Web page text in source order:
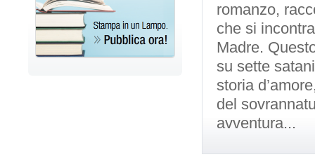
romanzo,
che si
Madre.
su sette
storia
del
avventura...